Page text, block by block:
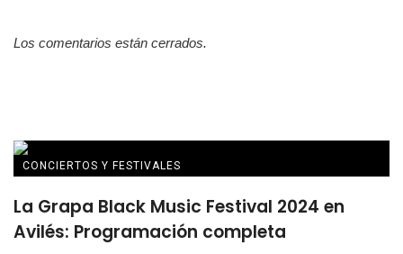
Los comentarios están cerrados.
CONCIERTOS Y FESTIVALES
La Grapa Black Music Festival 2024 en
Avilés: Programación completa